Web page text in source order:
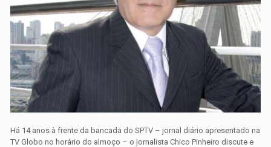
Há 14 anos à frente da bancada do SPTV – jornal diário apresentado na
TV Globo no horário do almoço – o jornalista Chico Pinheiro discute e